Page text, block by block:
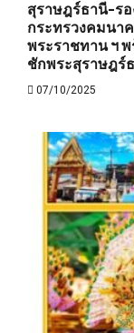
สุราษฎร์ธานี-ร
กระทรวงคมนา
พระราชทาน ฯ พ
ชักพระสุราษฎร์
07/10/2025